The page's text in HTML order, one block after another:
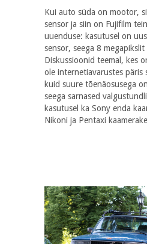
Kui auto süda on mootor,
sensor ja siin on Fujifilm
uuenduse: kasutusel on
sensor, seega 8
Diskussioonid teemal, kes
ole internetiavarustes päris
kuid suure tõenäosusega
seega sarnased
kasutusel ka Sony enda
Nikoni ja Pentaxi